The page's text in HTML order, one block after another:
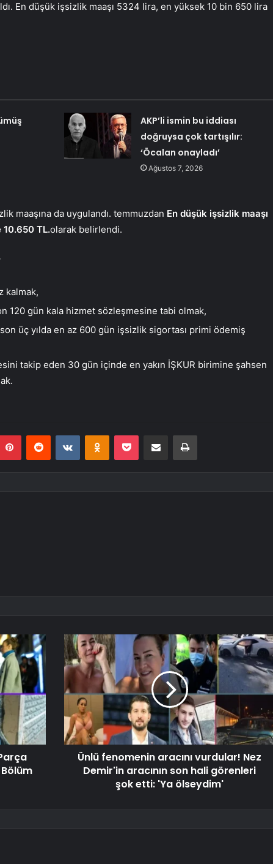
En düşük işsizlik maaşı 5324 lira, en yüksek 10 bin 650 lira
AKP’li ismin bu iddiası
doğruysa çok tartışılır:
‘Öcalan onayladı’
Ağustos 7, 2026
maaşına da uygulandı. temmuzdan En düşük işsizlik maaşı
10.650 TL.olarak belirlendi.
kalmak,
120 gün kala hizmet sözleşmesine tabi olmak,
üç yılda en az 600 gün işsizlik sigortası primi ödemiş
takip eden 30 gün içinde en yakın İŞKUR birimine şahsen
PinterestReddit VKontakteOdnoklassniki
Pocket E-Posta ile paylaş Yazdır
Bölüm
Ünlü fenomenin aracını vurdular! Nez
Demir'in aracının son hali görenleri
şok etti: 'Ya ölseydim'